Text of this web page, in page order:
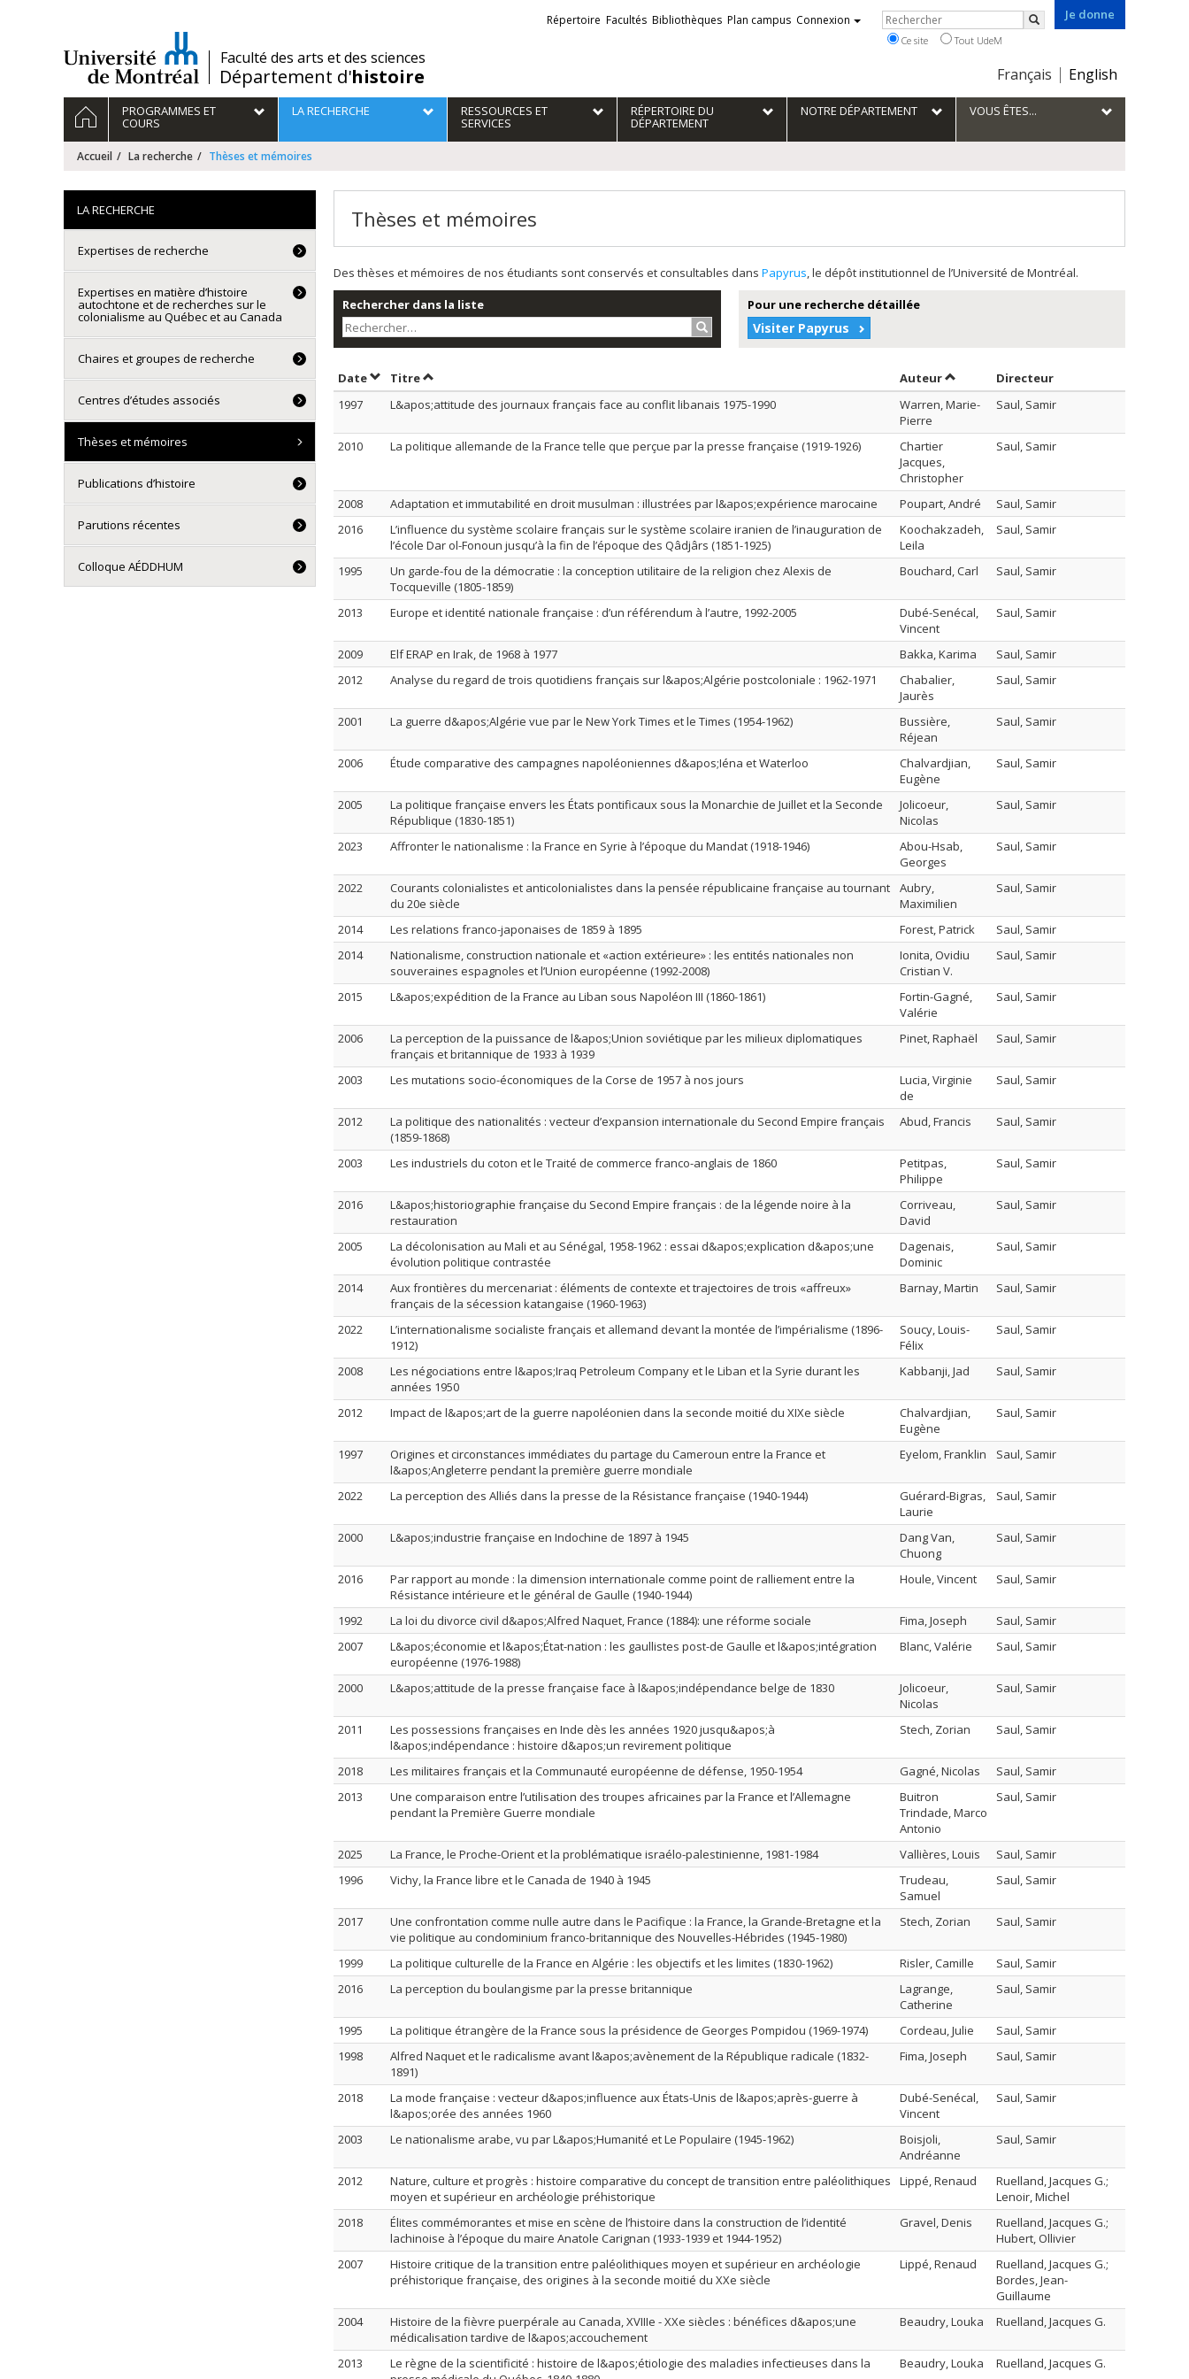
/Faculté des arts et des sciences
Département d'histoire
Je donne
Choix
la
langue
Français English
Liens
externes
Répertoire Facultés Bibliothèques Plan campus Connexion Rechercher
Rechercher
Ce site Tout UdeM
Navigation
principale
ACCUEILPROGRAMMES ET
COURS
LA RECHERCHE RESSOURCES ET
SERVICES
RÉPERTOIRE DU
DÉPARTEMENT
NOTRE DÉPARTEMENT VOUS ÊTES...
Accueil La recherche Thèses et mémoires
Thèses et mémoires
Des thèses et mémoires de nos étudiants sont conservés et consultables dans Papyrus, le dépôt institutionnel de l’Université de Montréal.
Rechercher dans la liste
Rechercher…
Pour une recherche détaillée
Visiter Papyrus
DateTrier par date en ordre décroissant
TitreTrier par titre en ordre décroissant AuteurTrier par auteur en ordre décroissant
Directeur
1997
L&apos;attitude des journaux français face au conflit libanais 1975-1990
Warren, Marie-
Pierre
Saul, Samir
2010 La politique allemande de la France telle que perçue par la presse française (1919-1926)
Chartier
Jacques,
Christopher
Saul, Samir
2008 Adaptation et immutabilité en droit musulman : illustrées par l&apos;expérience marocaine Poupart, André
Saul, Samir
2016
L’influence du système scolaire français sur le système scolaire iranien de l’inauguration de
l’école Dar ol-Fonoun jusqu’à la fin de l’époque des Qâdjârs (1851-1925)
Koochakzadeh,
Leila
Saul, Samir
1995
Un garde-fou de la démocratie : la conception utilitaire de la religion chez Alexis de
Tocqueville (1805-1859)
Bouchard, Carl Saul, Samir
2013 Europe et identité nationale française : d’un référendum à l’autre, 1992-2005
Dubé-Senécal,
Vincent
Saul, Samir
2009 Elf ERAP en Irak, de 1968 à 1977 Bakka, Karima
Saul, Samir
2012
Analyse du regard de trois quotidiens français sur l&apos;Algérie postcoloniale : 1962-1971
Chabalier,
Jaurès
Saul, Samir
2001 La guerre d&apos;Algérie vue par le New York Times et le Times (1954-1962)
Bussière,
Réjean
Saul, Samir
2006 Étude comparative des campagnes napoléoniennes d&apos;Iéna et Waterloo
Chalvardjian,
Eugène
Saul, Samir
2005
La politique française envers les États pontificaux sous la Monarchie de Juillet et la Seconde
République (1830-1851)
Jolicoeur,
Nicolas
Saul, Samir
2023 Affronter le nationalisme : la France en Syrie à l’époque du Mandat (1918-1946)
Abou-Hsab,
Georges
Saul, Samir
2022
Courants colonialistes et anticolonialistes dans la pensée républicaine française au tournant
du 20e siècle
Aubry,
Maximilien
Saul, Samir
2014 Les relations franco-japonaises de 1859 à 1895 Forest, Patrick
Saul, Samir
2014
Nationalisme, construction nationale et «action extérieure» : les entités nationales non
souveraines espagnoles et l’Union européenne (1992-2008)
Ionita, Ovidiu
Cristian V.
Saul, Samir
2015 L&apos;expédition de la France au Liban sous Napoléon III (1860-1861)
Fortin-Gagné,
Valérie
Saul, Samir
2006
La perception de la puissance de l&apos;Union soviétique par les milieux diplomatiques
français et britannique de 1933 à 1939
Pinet, Raphaël Saul, Samir
2003 Les mutations socio-économiques de la Corse de 1957 à nos jours
Lucia, Virginie
de
Saul, Samir
2012
La politique des nationalités : vecteur d’expansion internationale du Second Empire français
(1859-1868)
Abud, Francis Saul, Samir
2003 Les industriels du coton et le Traité de commerce franco-anglais de 1860
Petitpas,
Philippe
Saul, Samir
2016
L&apos;historiographie française du Second Empire français : de la légende noire à la
restauration
Corriveau,
David
Saul, Samir
2005
La décolonisation au Mali et au Sénégal, 1958-1962 : essai d&apos;explication d&apos;une
évolution politique contrastée
Dagenais,
Dominic
Saul, Samir
2014
Aux frontières du mercenariat : éléments de contexte et trajectoires de trois «affreux»
français de la sécession katangaise (1960-1963)
Barnay, Martin Saul, Samir
2022
L’internationalisme socialiste français et allemand devant la montée de l’impérialisme (1896-
1912)
Soucy, Louis-
Félix
Saul, Samir
2008
Les négociations entre l&apos;Iraq Petroleum Company et le Liban et la Syrie durant les
années 1950
Kabbanji, Jad Saul, Samir
2012 Impact de l&apos;art de la guerre napoléonien dans la seconde moitié du XIXe siècle
Chalvardjian,
Eugène
Saul, Samir
1997
Origines et circonstances immédiates du partage du Cameroun entre la France et
l&apos;Angleterre pendant la première guerre mondiale
Eyelom, Franklin Saul, Samir
2022 La perception des Alliés dans la presse de la Résistance française (1940-1944)
Guérard-Bigras,
Laurie
Saul, Samir
2000 L&apos;industrie française en Indochine de 1897 à 1945
Dang Van,
Chuong
Saul, Samir
2016
Par rapport au monde : la dimension internationale comme point de ralliement entre la
Résistance intérieure et le général de Gaulle (1940-1944)
Houle, Vincent Saul, Samir
1992 La loi du divorce civil d&apos;Alfred Naquet, France (1884): une réforme sociale Fima, Joseph
Saul, Samir
2007
L&apos;économie et l&apos;État-nation : les gaullistes post-de Gaulle et l&apos;intégration
européenne (1976-1988)
Blanc, Valérie Saul, Samir
2000 L&apos;attitude de la presse française face à l&apos;indépendance belge de 1830
Jolicoeur,
Nicolas
Saul, Samir
2011
Les possessions françaises en Inde dès les années 1920 jusqu&apos;à
l&apos;indépendance : histoire d&apos;un revirement politique
Stech, Zorian Saul, Samir
2018 Les militaires français et la Communauté européenne de défense, 1950-1954 Gagné, Nicolas
Saul, Samir
2013
Une comparaison entre l’utilisation des troupes africaines par la France et l’Allemagne
pendant la Première Guerre mondiale
Buitron
Trindade, Marco
Antonio
Saul, Samir
2025 La France, le Proche-Orient et la problématique israélo-palestinienne, 1981-1984 Vallières, Louis
Saul, Samir
1996
Vichy, la France libre et le Canada de 1940 à 1945
Trudeau,
Samuel
Saul, Samir
2017
Une confrontation comme nulle autre dans le Pacifique : la France, la Grande-Bretagne et la
vie politique au condominium franco-britannique des Nouvelles-Hébrides (1945-1980)
Stech, Zorian Saul, Samir
1999 La politique culturelle de la France en Algérie : les objectifs et les limites (1830-1962) Risler, Camille
Saul, Samir
2016
La perception du boulangisme par la presse britannique
Lagrange,
Catherine
Saul, Samir
1995 La politique étrangère de la France sous la présidence de Georges Pompidou (1969-1974) Cordeau, Julie
Saul, Samir
1998
Alfred Naquet et le radicalisme avant l&apos;avènement de la République radicale (1832-
1891)
Fima, Joseph Saul, Samir
2018
La mode française : vecteur d&apos;influence aux États-Unis de l&apos;après-guerre à
l&apos;orée des années 1960
Dubé-Senécal,
Vincent
Saul, Samir
2003 Le nationalisme arabe, vu par L&apos;Humanité et Le Populaire (1945-1962)
Boisjoli,
Andréanne
Saul, Samir
2012
Nature, culture et progrès : histoire comparative du concept de transition entre paléolithiques
moyen et supérieur en archéologie préhistorique
Lippé, Renaud
Ruelland, Jacques G.;
Lenoir, Michel
2018
Élites commémorantes et mise en scène de l’histoire dans la construction de l’identité
lachinoise à l’époque du maire Anatole Carignan (1933-1939 et 1944-1952)
Gravel, Denis
Ruelland, Jacques G.;
Hubert, Ollivier
2007
Histoire critique de la transition entre paléolithiques moyen et supérieur en archéologie
préhistorique française, des origines à la seconde moitié du XXe siècle
Lippé, Renaud
Ruelland, Jacques G.;
Bordes, Jean-
Guillaume
2004
Histoire de la fièvre puerpérale au Canada, XVIIIe - XXe siècles : bénéfices d&apos;une
médicalisation tardive de l&apos;accouchement
Beaudry, Louka Ruelland, Jacques G.
2013
Le règne de la scientificité : histoire de l&apos;étiologie des maladies infectieuses dans la
Beaudry, Louka Ruelland, Jacques G.
LA RECHERCHE
Expertises de recherche
Expertises en matière d’histoire
autochtone et de recherches sur le
colonialisme au Québec et au Canada
Chaires et groupes de recherche
Centres d’études associés
Thèses et mémoires
Publications d’histoire
Parutions récentes
Colloque AÉDDHUM